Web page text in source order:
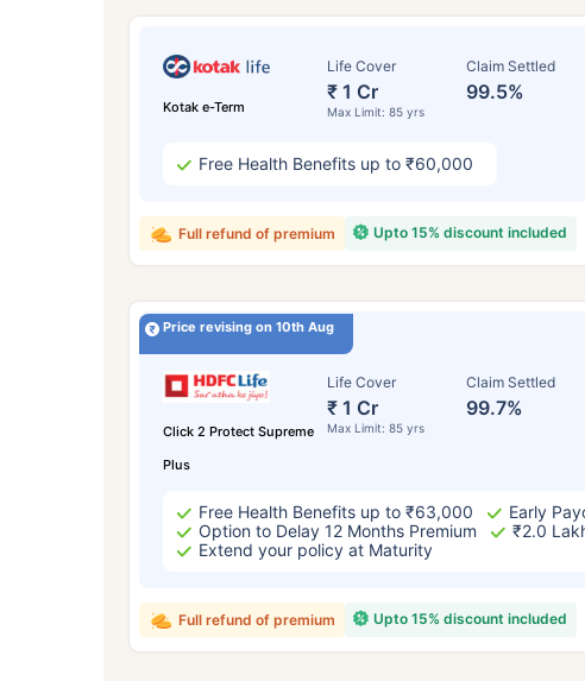
Kotak e-Term
Life Cover
₹ 1 Cr
Max Limit: 85 yrs
Claim Settled
99.5%
Free Health Benefits up to ₹60,000
Upto 15% discount included
Full refund of premium
Price revising on 10th Aug
Click 2 Protect Supreme
Plus
Life Cover
₹ 1 Cr
Max Limit: 85 yrs
Claim Settled
99.7%
Free Health Benefits up to ₹63,000
Early
Option to Delay 12 Months Premium
₹2.0
Extend your policy at Maturity
Upto 15% discount included
Full refund of premium
24 वर्षे
₹ 434/महिना
*₹434 प्रति महिना, 1 कोटीच्या टर्म लाइफ विम्यासाठी
सुरुवातीची किंमत आहे — धूम्रपान न करणाऱ्या, कोणतेही पूर्व-
विद्यमान आजार नसलेल्या व्यक्तीसाठी, 56 वर्षे वयापर्यंत कव्हर।